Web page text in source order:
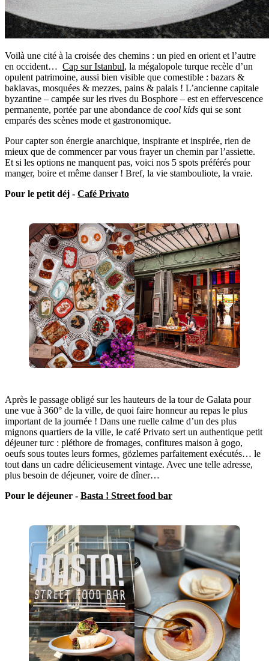
Voilà une cité à la croisée des chemins : un pied en orient et l’autre
en occident… Cap sur Istanbul, la mégalopole turque recèle d’un
opulent patrimoine, aussi bien visible que comestible : bazars &
baklavas, mosquées & mezzes, pains & palais ! L’ancienne capitale
byzantine – campée sur les rives du Bosphore – est en effervescence
permanente, portée par une abondance de cool kids qui se sont
emparés des scènes mode et gastronomique.
Pour capter son énergie anarchique, inspirante et inspirée, rien de
mieux que de commencer par vous frayer un chemin par l’assiette.
Et si les options ne manquent pas, voici nos 5 spots préférés pour
manger, boire et même danser ! Bref, la vie stambouliote, la vraie.
Pour le petit déj - Café Privato
Après le passage obligé sur les hauteurs de la tour de Galata pour
une vue à 360° de la ville, de quoi faire honneur au repas le plus
important de la journée ! Dans une ruelle calme d’un des plus
mignons quartiers de la ville, le café Privato sert un authentique petit
déjeuner turc : pléthore de fromages, confitures maison à gogo,
oeufs sous toutes leurs formes, gözlemes parfaitement exécutés… le
tout dans un cadre délicieusement vintage. Avec une telle adresse,
plus besoin de déjeuner, voire de dîner…
Pour le déjeuner - Basta ! Street food bar